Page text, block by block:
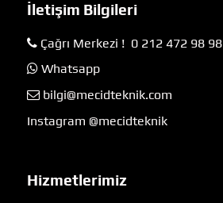
İletişim Bilgileri
Çağrı Merkezi ! 0 212 472 98 98
Whatsapp
bilgi@mecidteknik.com
Instagram @mecidteknik
Hizmetlerimiz